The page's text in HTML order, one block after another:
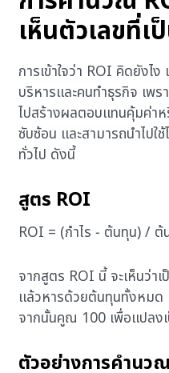
เห็นตัวเลขที่เ
การเข้าใจว่า ROI คิดยัง
บริหารและคนทำธุรกิจ เพร
ไปสร้างผลตอบแทนคุ้มค่า
ซับซ้อน และสามารถนำไปใ
ทั่วไป ดังนี้
สูตร ROI
ROI = (กำไร − ต้นทุน) /
จากสูตร ROI นี้ จะเห็นว่า
แล้วหารด้วยต้นทุนทั้งหมด
จากนั้นคูณ 100 เพื่อแปลงเ
ตัวอย่างการคำนว